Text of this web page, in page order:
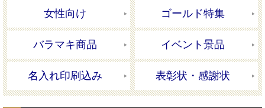
女性向け ゴールド特集
バラマキ商品 イベント景品
名入れ印刷込み 表彰状・感謝状